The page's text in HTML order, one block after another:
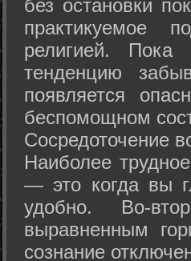
без остановки
практикуемое
религией.
тенденцию
появляется
беспомощном
Сосредоточение
Наиболее
— это когда вы
удобно. Во-
выравненным
сознание